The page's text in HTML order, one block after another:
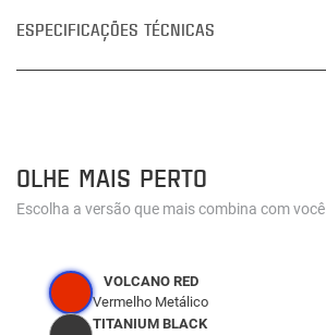
ESPECIFICAÇÕES TÉCNICAS
OLHE MAIS PERTO
Escolha a versão que mais combina com você
VOLCANO RED
Vermelho Metálico
TITANIUM BLACK